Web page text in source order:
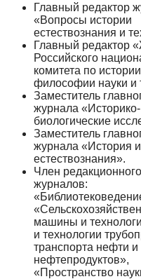
Главный редактор
«Вопросы истории
естествознания и
Главный редактор
Российского
комитета по
философии науки и
Заместитель
журнала «Историко-
биологические
Заместитель
журнала «История и
естествознания».
Член
журналов:
машины и
и технологии
транспорта нефти и
нефтепродуктов»,
«Пространство